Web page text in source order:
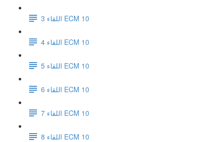
اللقاء 3 ECM 10
اللقاء 4 ECM 10
اللقاء 5 ECM 10
اللقاء 6 ECM 10
اللقاء 7 ECM 10
اللقاء 8 ECM 10